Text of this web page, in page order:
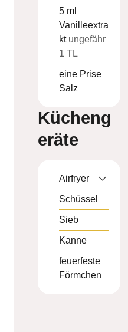
5 ml
Vanilleextra
kt ungefähr
1 TL
eine Prise
Salz
Kücheng
eräte
Airfryer
Schüssel
Sieb
Kanne
feuerfeste
Förmchen